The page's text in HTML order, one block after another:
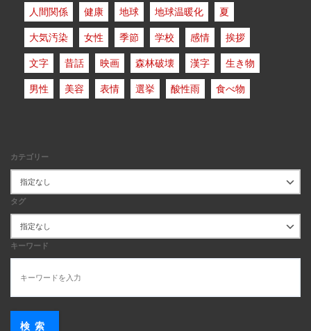
人間関係
健康 地球 地球温暖化
夏
大気汚染
女性 季節 学校 感情
挨拶
文字
昔話 映画 森林破壊 漢字
生き物
男性
美容 表情 選挙 酸性雨 食べ物
カテゴリー
タグ
キーワード
検索